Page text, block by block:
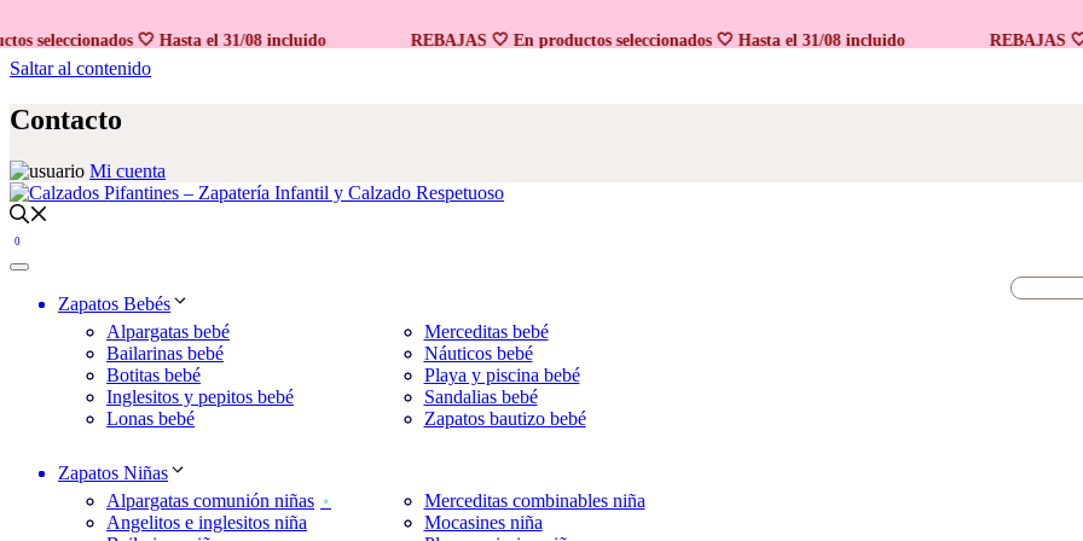
🤍 Hasta el 31/08 incluido REBAJAS 🤍 En productos seleccionados 🤍 Hasta el 31/08 incluido REBAJAS 🤍
Saltar al contenido
Contacto
Mi cuenta
0
Zapatos Bebés
Alpargatas bebé
Bailarinas bebé
Botitas bebé
Inglesitos y pepitos bebé
Lonas bebé
Merceditas bebé
Náuticos bebé
Playa y piscina bebé
Sandalias bebé
Zapatos bautizo bebé
Zapatos Niñas
Alpargatas comunión niñas
Angelitos e inglesitos niña
Merceditas combinables niña
Mocasines niña